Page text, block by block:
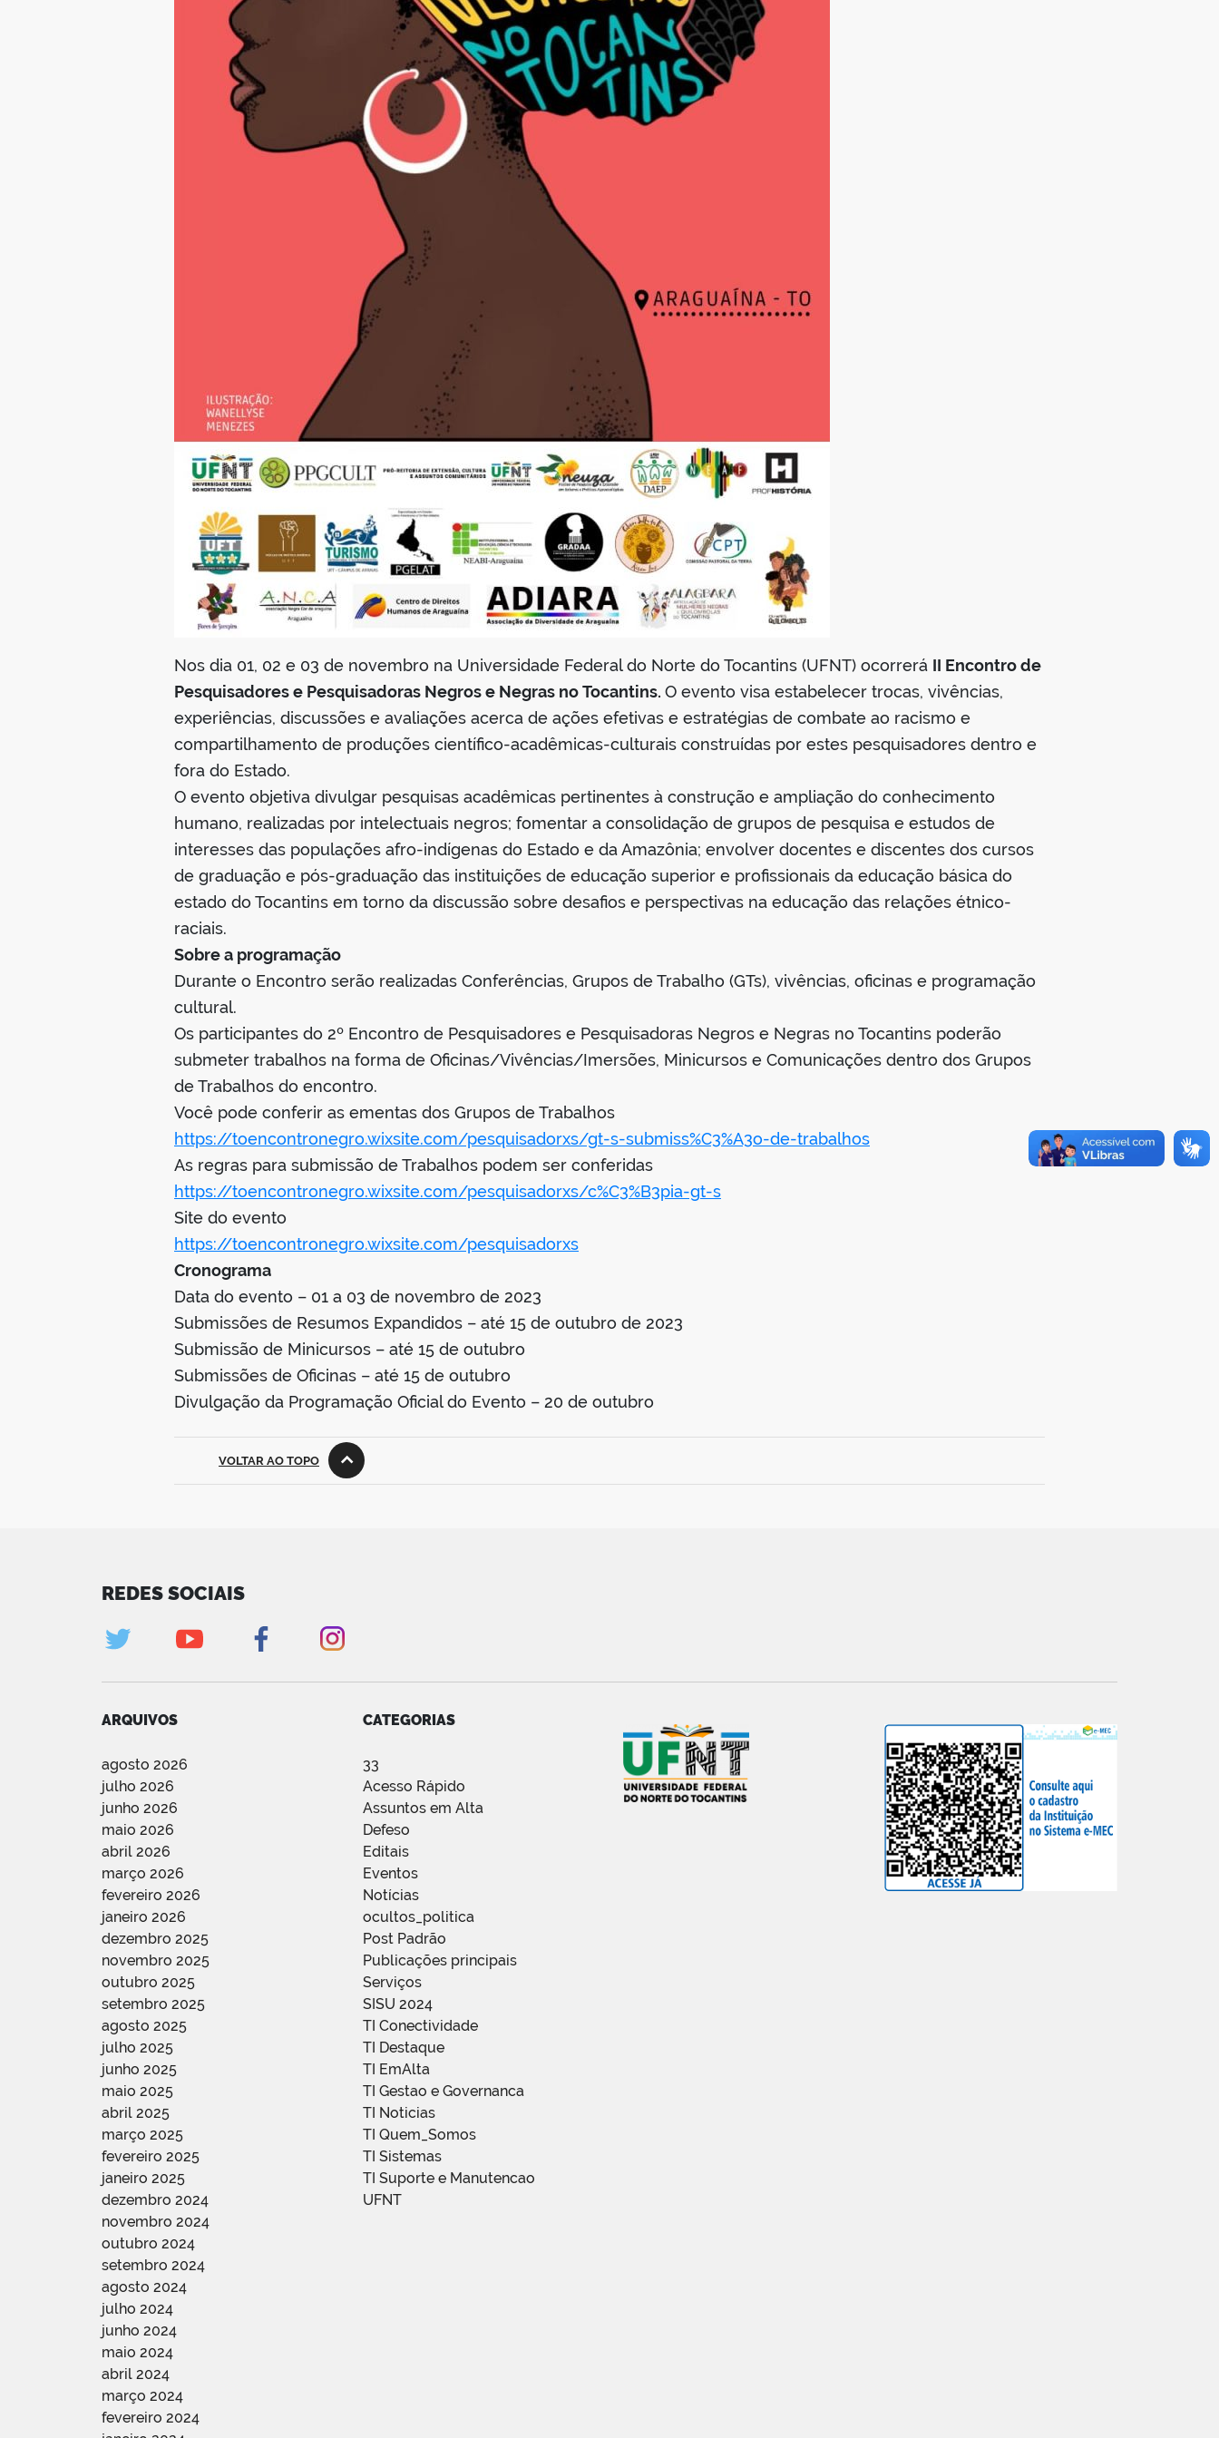
Nos dia 01, 02 e 03 de novembro na Universidade Federal do Norte do Tocantins (UFNT) ocorrerá II Encontro de
Pesquisadores e Pesquisadoras Negros e Negras no Tocantins. O evento visa estabelecer trocas, vivências,
experiências, discussões e avaliações acerca de ações efetivas e estratégias de combate ao racismo e
compartilhamento de produções científico-acadêmicas-culturais construídas por estes pesquisadores dentro e
fora do Estado.
O evento objetiva divulgar pesquisas acadêmicas pertinentes à construção e ampliação do conhecimento
humano, realizadas por intelectuais negros; fomentar a consolidação de grupos de pesquisa e estudos de
interesses das populações afro-indígenas do Estado e da Amazônia; envolver docentes e discentes dos cursos
de graduação e pós-graduação das instituições de educação superior e profissionais da educação básica do
estado do Tocantins em torno da discussão sobre desafios e perspectivas na educação das relações étnico-
raciais.
Sobre a programação
Durante o Encontro serão realizadas Conferências, Grupos de Trabalho (GTs), vivências, oficinas e programação
cultural.
Os participantes do 2º Encontro de Pesquisadores e Pesquisadoras Negros e Negras no Tocantins poderão
submeter trabalhos na forma de Oficinas/Vivências/Imersões, Minicursos e Comunicações dentro dos Grupos
de Trabalhos do encontro.
Você pode conferir as ementas dos Grupos de Trabalhos
https://toencontronegro.wixsite.com/pesquisadorxs/gt-s-submiss%C3%A3o-de-trabalhos
As regras para submissão de Trabalhos podem ser conferidas
https://toencontronegro.wixsite.com/pesquisadorxs/c%C3%B3pia-gt-s
Site do evento
https://toencontronegro.wixsite.com/pesquisadorxs
Cronograma
Data do evento – 01 a 03 de novembro de 2023
Submissões de Resumos Expandidos – até 15 de outubro de 2023
Submissão de Minicursos – até 15 de outubro
Submissões de Oficinas – até 15 de outubro
Divulgação da Programação Oficial do Evento – 20 de outubro
VOLTAR AO TOPO
REDES SOCIAIS
ARQUIVOS
agosto 2026
julho 2026
junho 2026
maio 2026
abril 2026
março 2026
fevereiro 2026
janeiro 2026
dezembro 2025
novembro 2025
outubro 2025
setembro 2025
agosto 2025
julho 2025
junho 2025
maio 2025
abril 2025
março 2025
fevereiro 2025
janeiro 2025
dezembro 2024
novembro 2024
outubro 2024
setembro 2024
agosto 2024
julho 2024
junho 2024
maio 2024
abril 2024
março 2024
fevereiro 2024
CATEGORIAS
33
Acesso Rápido
Assuntos em Alta
Defeso
Editais
Eventos
Notícias
ocultos_politica
Post Padrão
Publicações principais
Serviços
SISU 2024
TI Conectividade
TI Destaque
TI EmAlta
TI Gestao e Governanca
TI Noticias
TI Quem_Somos
TI Sistemas
TI Suporte e Manutencao
UFNT